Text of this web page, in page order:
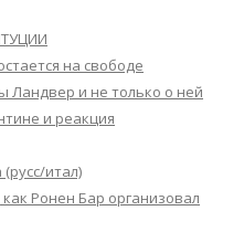
на свободе
Ландвер и не только о ней
и реакция
итал)
Ронен Бар организовал